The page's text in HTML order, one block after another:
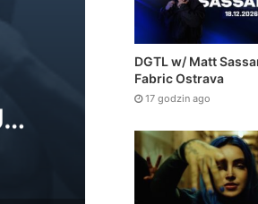
DGTL w/ Matt
Fabric Ostrava
17 godzin ago